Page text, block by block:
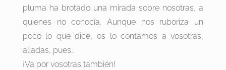
pluma ha brotado una mirada sobre nosotras, a
quienes no conocía. Aunque nos ruboriza un
poco lo que dice, os lo contamos a vosotras,
aliadas, pues…
¡Va por vosotras también!